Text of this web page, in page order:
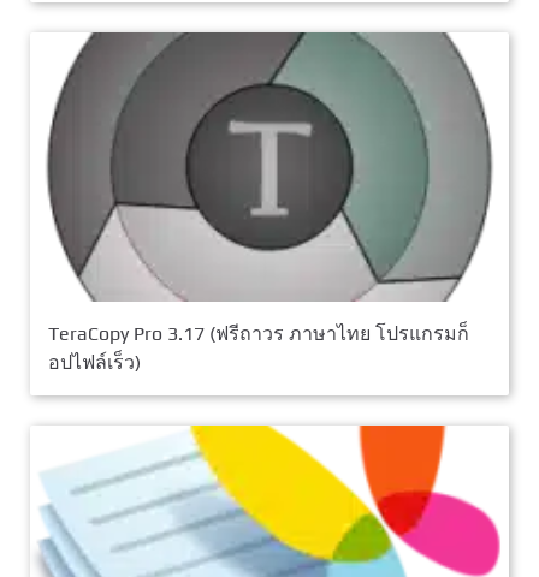
TeraCopy Pro 3.17 (ฟรีถาวร ภาษาไทย โปรแกรมก็
อปไฟล์เร็ว)